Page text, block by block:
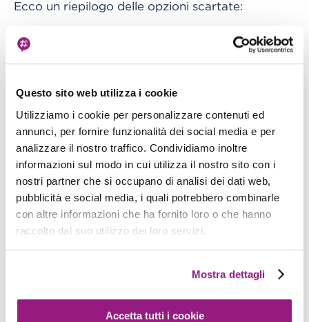
Questo sito web utilizza i cookie
Utilizziamo i cookie per personalizzare contenuti ed
annunci, per fornire funzionalità dei social media e per
analizzare il nostro traffico. Condividiamo inoltre
informazioni sul modo in cui utilizza il nostro sito con i
nostri partner che si occupano di analisi dei dati web,
pubblicità e social media, i quali potrebbero combinarle
con altre informazioni che ha fornito loro o che hanno
raccolto dal suo utilizzo dei loro servizi.
Mostra dettagli
Accetta tutti i cookie
Ecco un riepilogo delle opzioni scartate:
AWS Lambda: il timeout di 15 minuti non è
adatto alla cancellazione di grandi account.
Amazon EC2: richiede tempo per
l'avvio/risveglio, inoltre ha bisogno di un VPC;
la soluzione deve funzionare con requisiti
minimi e non deve dipendere da risorse già
esistenti.
Amazon ECS: richiede anch'esso un VPC.
AWS Step Function: non risolve il timeout di 15
suddivisa in più funzioni. Se usato solo come
orchestratore è probabilmente eccessivo.